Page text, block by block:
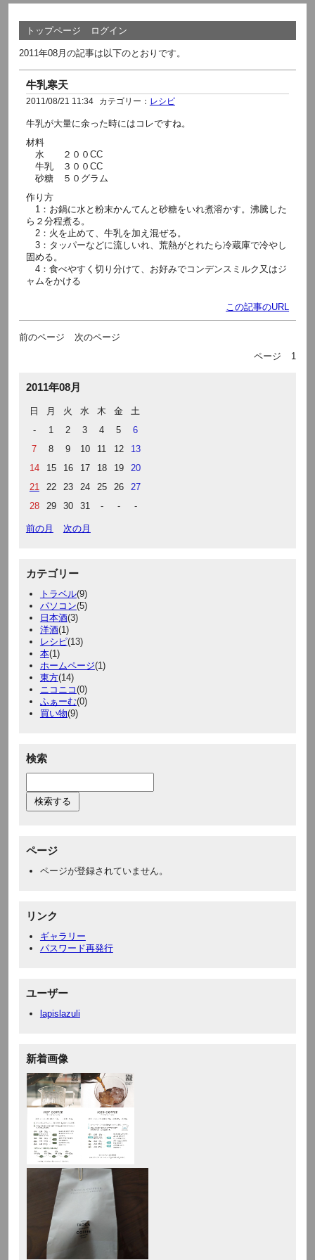
トップページ ログイン
2011年08月の記事は以下のとおりです。
牛乳寒天
2011/08/21 11:34 カテゴリー： レシピ
牛乳が大量に余った時にはコレですね。
材料
水 ２００CC
牛乳 ３００CC
砂糖 ５０グラム
作り方
1：お鍋に水と粉末かんてんと砂糖をいれ煮溶かす。沸騰した
ら２分程煮る。
2：火を止めて、牛乳を加え混ぜる。
3：タッパーなどに流しいれ、荒熱がとれたら冷蔵庫で冷やし
固める。
4：食べやすく切り分けて、お好みでコンデンスミルク又はジ
ャムをかける
この記事のURL
前のページ
次のページ
ページ
1
2011年08月
日 月 火 水 木 金
土
-
1 2 3 4 5
6
7
8 9 10 11 12
13
14
15 16 17 18 19
20
21
22 23 24 25 26
27
28
29 30 31 - - -
前の月 次の月
カテゴリー
トラベル(9)
パソコン(5)
日本酒(3)
洋酒(1)
レシピ(13)
本(1)
ホームページ(1)
東方(14)
ニコニコ(0)
ふぁーむ(0)
買い物(9)
検索
ページ
ページが登録されていません。
リンク
ギャラリー
パスワード再発行
ユーザー
lapislazuli
新着画像